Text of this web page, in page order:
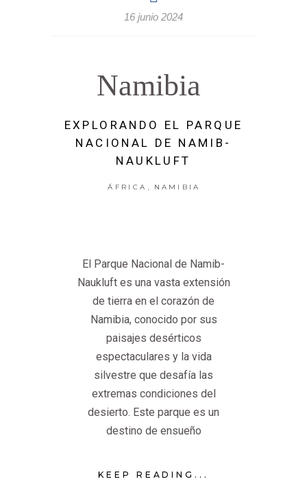
16 junio 2024
Namibia
EXPLORANDO EL PARQUE
NACIONAL DE NAMIB-
NAUKLUFT
ÁFRICA , NAMIBIA
El Parque Nacional de Namib-
Naukluft es una vasta extensión
de tierra en el corazón de
Namibia, conocido por sus
paisajes desérticos
espectaculares y la vida
silvestre que desafía las
extremas condiciones del
desierto. Este parque es un
destino de ensueño
KEEP READING...